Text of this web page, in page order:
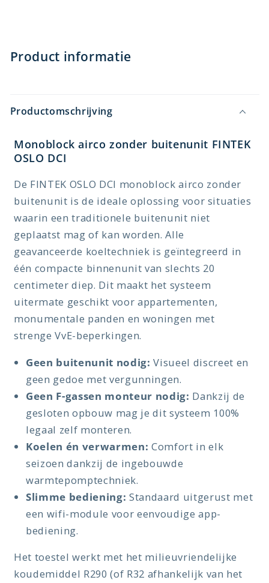
Product informatie
Productomschrijving
Monoblock airco zonder buitenunit FINTEK
OSLO DCI
De FINTEK OSLO DCI monoblock airco zonder
buitenunit is de ideale oplossing voor situaties
waarin een traditionele buitenunit niet
geplaatst mag of kan worden. Alle
geavanceerde koeltechniek is geïntegreerd in
één compacte binnenunit van slechts 20
centimeter diep. Dit maakt het systeem
uitermate geschikt voor appartementen,
monumentale panden en woningen met
strenge VvE-beperkingen.
Geen buitenunit nodig: Visueel discreet en
geen gedoe met vergunningen.
Geen F-gassen monteur nodig: Dankzij de
gesloten opbouw mag je dit systeem 100%
legaal zelf monteren.
Koelen én verwarmen: Comfort in elk
seizoen dankzij de ingebouwde
warmtepomptechniek.
Slimme bediening: Standaard uitgerust met
een wifi-module voor eenvoudige app-
bediening.
Het toestel werkt met het milieuvriendelijke
koudemiddel R290 (of R32 afhankelijk van het